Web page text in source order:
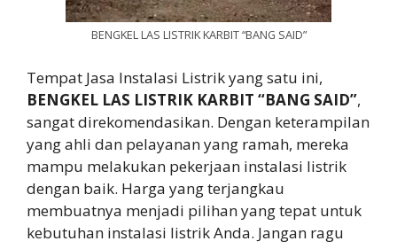
BENGKEL LAS LISTRIK KARBIT “BANG SAID”
Tempat Jasa Instalasi Listrik yang satu ini,
BENGKEL LAS LISTRIK KARBIT “BANG SAID”,
sangat direkomendasikan. Dengan keterampilan
yang ahli dan pelayanan yang ramah, mereka
mampu melakukan pekerjaan instalasi listrik
dengan baik. Harga yang terjangkau
membuatnya menjadi pilihan yang tepat untuk
kebutuhan instalasi listrik Anda. Jangan ragu